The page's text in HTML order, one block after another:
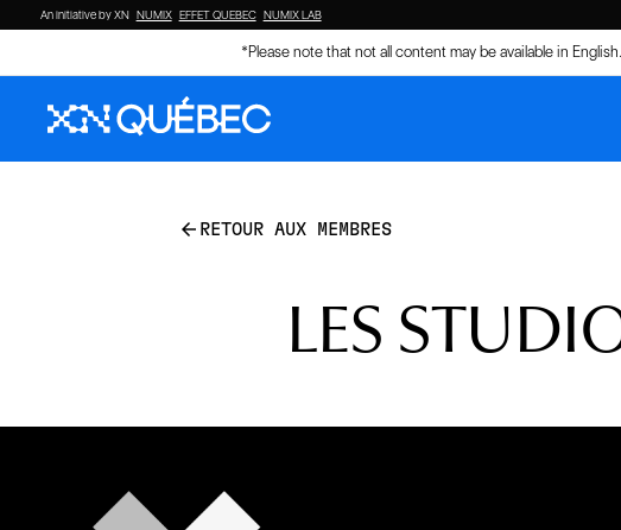
An initiative by XN NUMIX EFFET QUEBEC NUMIX LAB
*Please note that not all content may be available in
arrow_back RETOUR AUX MEMBRES
LES